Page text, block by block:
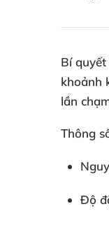
Bí
khoảnh
lần
Thông
Độ